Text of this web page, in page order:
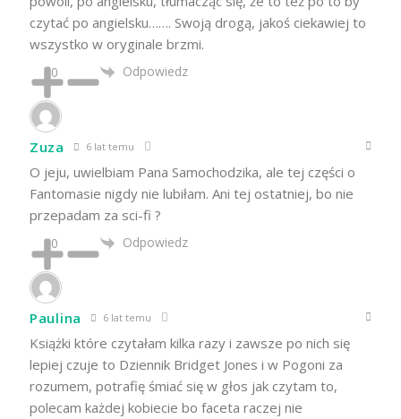
czytać po angielsku……. Swoją drogą, jakoś ciekawiej to
wszystko w oryginale brzmi.
0 Odpowiedz
Zuza 6 lat temu
O jeju, uwielbiam Pana Samochodzika, ale tej części o
Fantomasie nigdy nie lubiłam. Ani tej ostatniej, bo nie
przepadam za sci-fi ?
0 Odpowiedz
Paulina 6 lat temu
Książki które czytałam kilka razy i zawsze po nich się
lepiej czuje to Dziennik Bridget Jones i w Pogoni za
rozumem, potrafię śmiać się w głos jak czytam to,
polecam każdej kobiecie bo faceta raczej nie